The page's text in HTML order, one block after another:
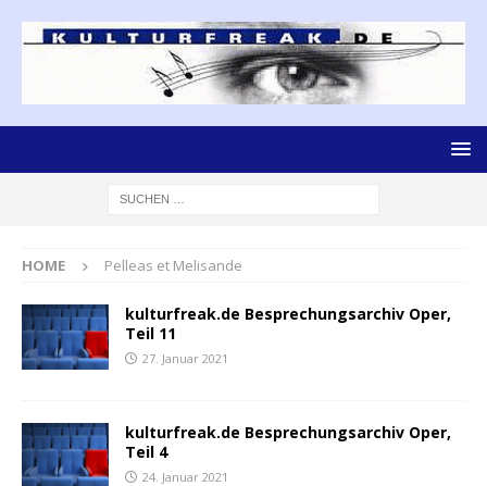
HOME Pelleas et Melisande
kulturfreak.de Besprechungsarchiv Oper,
Teil 11
27. Januar 2021
kulturfreak.de Besprechungsarchiv Oper,
Teil 4
24. Januar 2021